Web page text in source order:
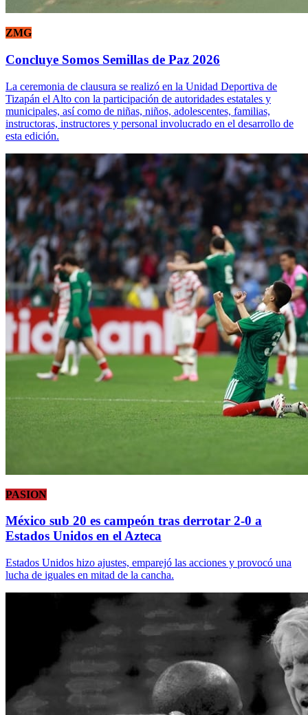
ZMG
Concluye Somos Semillas de Paz 2026
La ceremonia de clausura se realizó en la Unidad Deportiva de
Tizapán el Alto con la participación de autoridades estatales y
municipales, así como de niñas, niños, adolescentes, familias,
instructoras, instructores y personal involucrado en el desarrollo de
esta edición.
PASION
México sub 20 es campeón tras derrotar 2-0 a
Estados Unidos en el Azteca
Estados Unidos hizo ajustes, emparejó las acciones y provocó una
lucha de iguales en mitad de la cancha.